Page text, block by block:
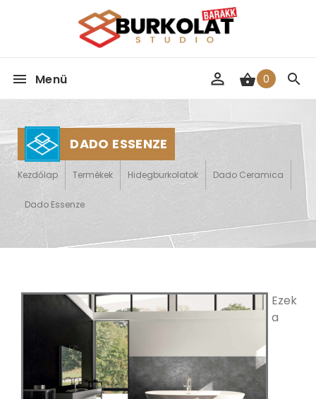
Menü 0
DADO ESSENZE
Kezdőlap Termékek Hidegburkolatok Dado Ceramica
Dado Essenze
Ezek
a